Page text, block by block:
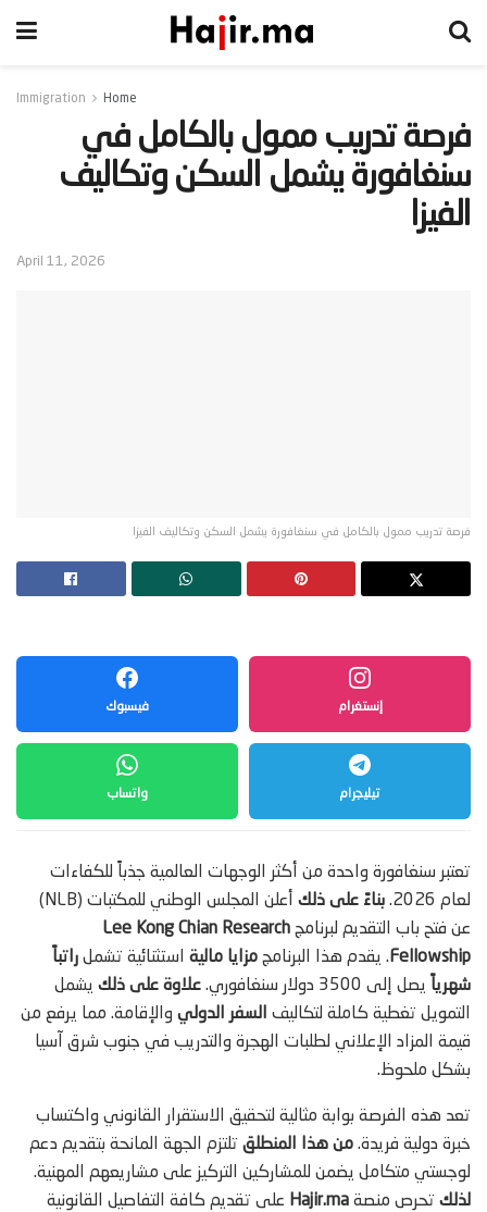
Home
Immigration
‫فرصة تدريب ممول بالكامل في
سنغافورة يشمل السكن وتكاليف
الفيزا‬
April 11, 2026
فرصة تدريب ممول بالكامل في سنغافورة يشمل السكن وتكاليف الفيزا
فيسبوك إنستغرام
واتساب تيليجرام
تعتبر سنغافورة واحدة من أكثر الوجهات العالمية جذباً للكفاءات
لعام 2026.
بناءً على ذلك
أعلن المجلس الوطني للمكتبات (NLB)
عن فتح باب التقديم لبرنامج Lee Kong Chian Research
Fellowship . يقدم هذا البرنامج مزايا مالية استثنائية تشمل راتباً
شهرياً يصل إلى 3500 دولار سنغافوري. علاوة على ذلك يشمل
التمويل تغطية كاملة لتكاليف السفر الدولي والإقامة. مما يرفع من
قيمة المزاد الإعلاني لطلبات الهجرة والتدريب في جنوب شرق آسيا
بشكل ملحوظ.
تعد هذه الفرصة بوابة مثالية لتحقيق الاستقرار القانوني واكتساب
خبرة دولية فريدة. من هذا المنطلق تلتزم الجهة المانحة بتقديم دعم
لوجستي متكامل يضمن للمشاركين التركيز على مشاريعهم المهنية.
لذلك تحرص منصة Hajir.ma على تقديم كافة التفاصيل القانونية